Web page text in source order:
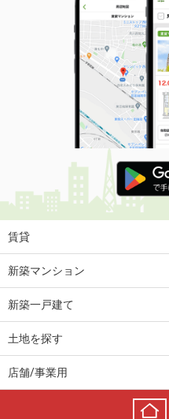
賃貸
新築マンション
新築一戸建て
土地を探す
店舗/事業用